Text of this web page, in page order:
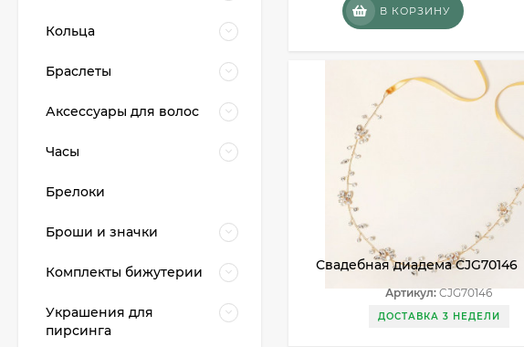
В КОРЗИНУ
Свадебная диадема CJG70146
Артикул:CJG70146
ДОСТАВКА 3 НЕДЕЛИ
Кольца
Браслеты
Аксессуары для волос
Часы
Брелоки
Броши и значки
Комплекты бижутерии
Украшения для
пирсинга